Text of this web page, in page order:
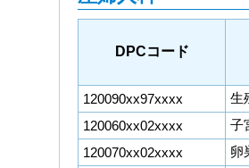
DPCコード
120090xx97xxxx 生
120060xx02xxxx
子
120070xx02xxxx
卵